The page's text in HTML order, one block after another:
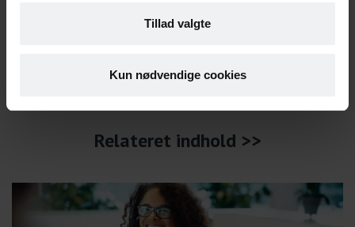
Tillad valgte
Kun nødvendige cookies
28/9 2023 om en aktiv
Relateret indhold >>